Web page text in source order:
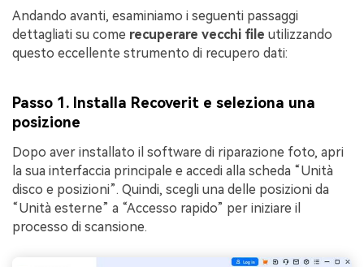
Andando avanti, esaminiamo i seguenti passaggi
dettagliati su come recuperare vecchi file utilizzando
questo eccellente strumento di recupero dati:
Passo 1. Installa Recoverit e seleziona una
posizione
Dopo aver installato il software di riparazione foto, apri
la sua interfaccia principale e accedi alla scheda “Unità
disco e posizioni”. Quindi, scegli una delle posizioni da
“Unità esterne” a “Accesso rapido” per iniziare il
processo di scansione.